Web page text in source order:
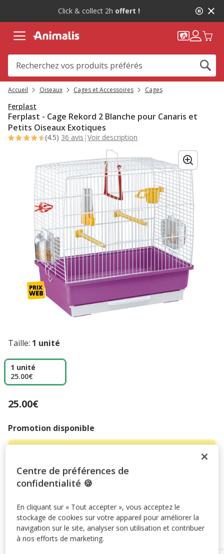
2,
message,
sur votre première commande* avec Animalis+ |
WELCOME10
Accueil Oiseaux Cages et Accessoires Cages
Ferplast
Ferplast - Cage Rekord 2 Blanche pour Canaris et
Petits Oiseaux Exotiques
(4.5) 36 avis |Voir description
Taille: 1 unité
1 unité
25.00€
Promotion disponible
cours.
Voir conditions
Code: WELCOME10 Copier
Prix 25.00€
25.00€
Ajouter au panier
Centre de préférences de
confidentialité 🍪
En cliquant sur « Tout accepter », vous acceptez le
stockage de cookies sur votre appareil pour améliorer la
navigation sur le site, analyser son utilisation et contribuer
à nos efforts de marketing.